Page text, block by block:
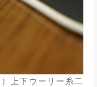
上下ウーリー糸二